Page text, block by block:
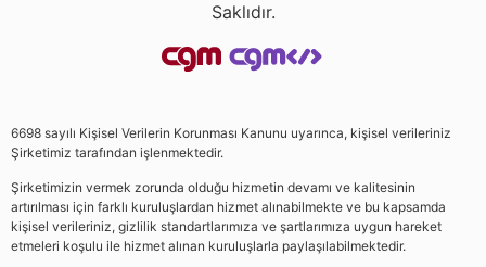
Saklıdır.
6698 sayılı Kişisel Verilerin Korunması Kanunu uyarınca, kişisel verileriniz
Şirketimiz tarafından işlenmektedir.
Şirketimizin vermek zorunda olduğu hizmetin devamı ve kalitesinin
artırılması için farklı kuruluşlardan hizmet alınabilmekte ve bu kapsamda
kişisel verileriniz, gizlilik standartlarımıza ve şartlarımıza uygun hareket
etmeleri koşulu ile hizmet alınan kuruluşlarla paylaşılabilmektedir.